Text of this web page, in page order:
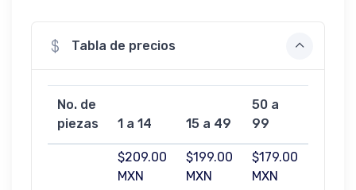
Tabla de precios
No. de
piezas
1 a 14 15 a 49
50 a
99
$209.00
MXN
$199.00
MXN
$179.00
MXN